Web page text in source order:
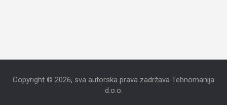
Copyright © 2026, sva autorska prava zadržava Tehnomanija
d.o.o.